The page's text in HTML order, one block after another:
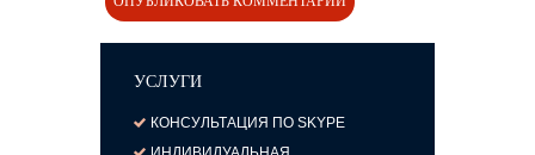
УСЛУГИ
КОНСУЛЬТАЦИЯ ПО SKYPE